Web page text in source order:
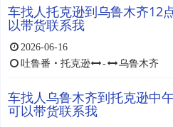
车找人托克逊到乌鲁木齐12
以带货联系我
2026-06-16
吐鲁番 ・ 托克逊 - 乌鲁木齐
车找人乌鲁木齐到托克逊中
可以带货联系我